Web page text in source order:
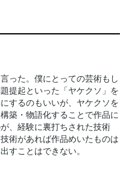
った。僕にとっての芸術もし
提起といった「ヤケクソ」を
するのもいいが、ヤケクソを
築・物語化することで作品に
、経験に裏打ちされた技術
術があれば作品めいたものは
すことはできない。